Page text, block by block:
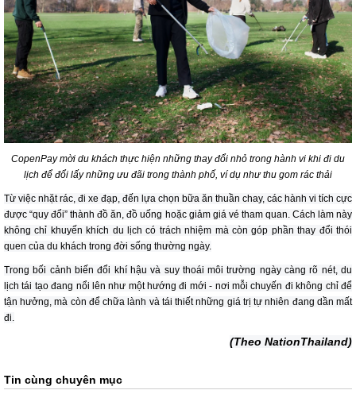
CopenPay mời du khách thực hiện những thay đổi nhỏ trong hành vi khi đi du
lịch để đổi lấy những ưu đãi trong thành phố, ví dụ như thu gom rác thải
Từ việc nhặt rác, đi xe đạp, đến lựa chọn bữa ăn thuần chay, các hành vi tích cực
được “quy đổi” thành đồ ăn, đồ uống hoặc giảm giá vé tham quan. Cách làm này
không chỉ khuyến khích du lịch có trách nhiệm mà còn góp phần thay đổi thói
quen của du khách trong đời sống thường ngày.
Trong bối cảnh biến đổi khí hậu và suy thoái môi trường ngày càng rõ nét, du
lịch tái tạo đang nổi lên như một hướng đi mới - nơi mỗi chuyến đi không chỉ để
tận hưởng, mà còn để chữa lành và tái thiết những giá trị tự nhiên đang dần mất
đi.
(Theo NationThailand)
Tin cùng chuyên mục